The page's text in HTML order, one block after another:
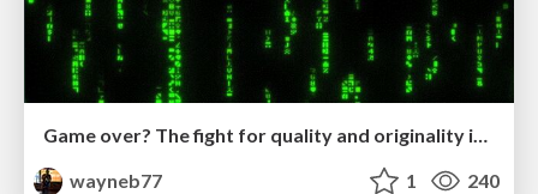
Game over? The fight for quality and originality in the time of robots
wayneb77
1 240